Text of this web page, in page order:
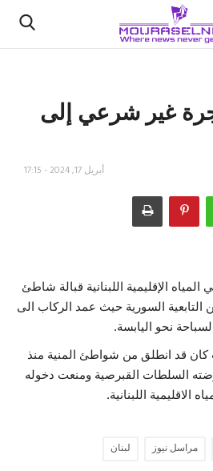
غير شرعي إلى
أبريل 17, 2024 - 17:15
الإقليمية اللبنانية قبالة شاطئ
التابعية السورية حيث عمد الركاب الى
نحو اليابسة.
كان قد انطلق من شواطئ المنية منذ
السلطات القبرصية ومنعت دخوله
الاقليمية اللبنانية.
مراسل نيوز لبنان